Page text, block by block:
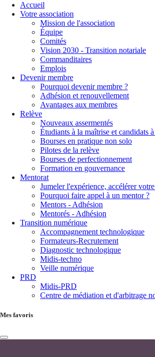
Accueil
Votre association
Mission de l'association
Équipe
Comités
Vision 2030 - Transition notariale
Commanditaires
Emplois
Devenir membre
Pourquoi devenir membre ?
Adhésion et renouvellement
Avantages aux membres
Relève
Nouveaux assermentés
Étudiants à la maîtrise et candidats
Bourses en pratique non solo
Pilotes de la relève
Bourses de perfectionnement
Formation en gouvernance
Mentorat
Jumeler l'expérience, accélérer
Pourquoi faire appel à un mentor ?
Mentors - Adhésion
Mentorés - Adhésion
Transition numérique
Accompagnement technologique
Formateurs-Recrutement
Diagnostic technologique
Midis-techno
Veille numérique
PRD
Midis-PRD
Centre de médiation et d'arbitrage
Mes favoris